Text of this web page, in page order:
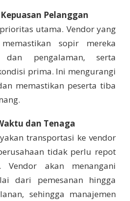
Pelanggan
utama. Vendor yang
sopir mereka
pengalaman, serta
prima. Ini mengurangi
memastikan peserta tiba
dan Tenaga
transportasi ke vendor
tidak perlu repot
Vendor akan menangani
dari pemesanan hingga
sehingga manajemen